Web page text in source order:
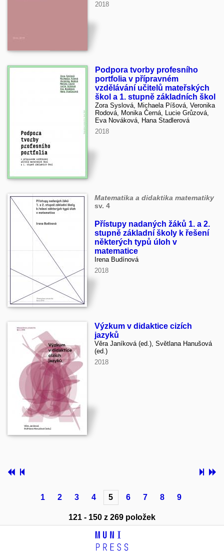
2018
Podpora tvorby profesního
portfolia v přípravném
vzdělávání učitelů mateřských
škol a 1. stupně základních škol
Zora Syslová, Michaela Píšová, Veronika
Rodová, Monika Černá, Lucie Grůzová,
Eva Nováková, Hana Stadlerová
2018
Matematika a didaktika matematiky
sv. 4
Přístupy nadaných žáků 1. a 2.
stupně základní školy k řešení
některých typů úloh v
matematice
Irena Budínová
2018
Výzkum v didaktice cizích
jazyků
Věra Janíková (ed.), Světlana Hanušová
(ed.)
2018
1 2 3 4 5 6 7 8 9
121 - 150 z 269 položek